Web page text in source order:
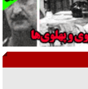
فرمانده جهادی و